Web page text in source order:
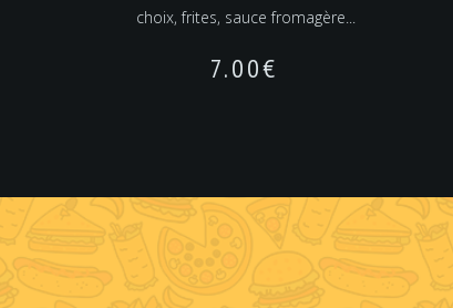
choix, frites, sauce fromagère...
7.00€